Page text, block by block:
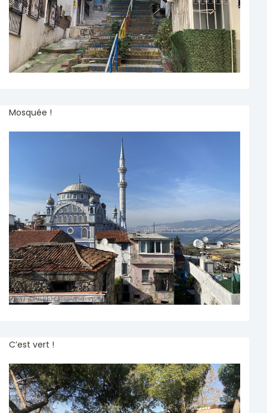
Mosquée !
C’est vert !